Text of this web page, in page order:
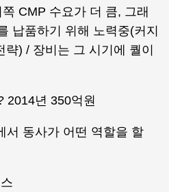
CMP 수요가 더 큼, 그래
납품하기 위해 노력중(커지
) / 장비는 그 시기에 퀄이
2014년 350억원
서 동사가 어떤 역할을 할